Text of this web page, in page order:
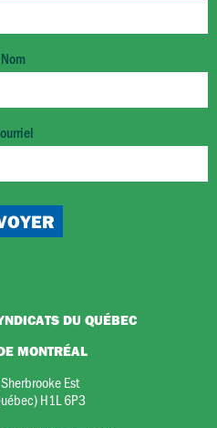
Nom
DU QUÉBEC
MONTRÉAL
Est
H1L 6P3